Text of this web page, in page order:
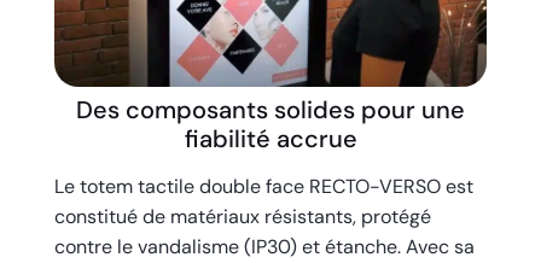
Des composants solides pour une
fiabilité accrue
Le totem tactile double face RECTO-VERSO est
constitué de matériaux résistants, protégé
contre le vandalisme (IP30) et étanche. Avec sa